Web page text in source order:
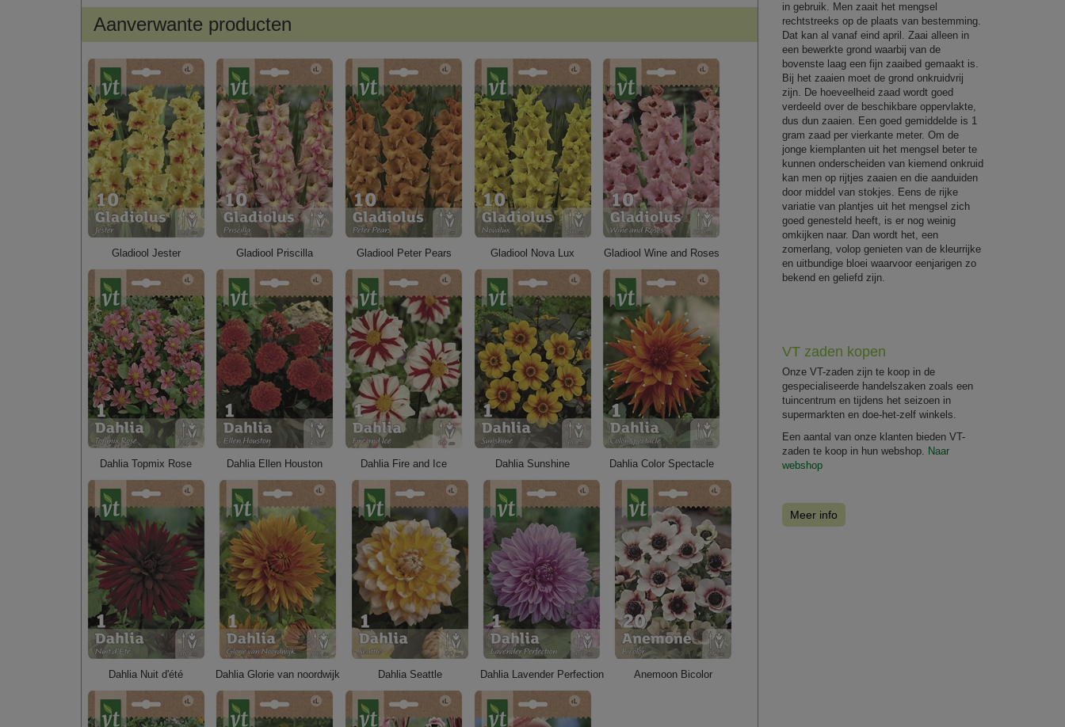
Aanverwante producten
Gladiool Jester Gladiool Priscilla Gladiool Peter Pears Gladiool Nova Lux Gladiool Wine and Roses
Dahlia Topmix Rose Dahlia Ellen Houston Dahlia Fire and Ice Dahlia Sunshine Dahlia Color Spectacle
Dahlia Nuit d'été Dahlia Glorie van noordwijk Dahlia Seattle Dahlia Lavender Perfection Anemoon Bicolor
in gebruik. Men zaait het mengsel
rechtstreeks op de plaats van bestemming.
Dat kan al vanaf eind april. Zaai alleen in
een bewerkte grond waarbij van de
bovenste laag een fijn zaaibed gemaakt is.
Bij het zaaien moet de grond onkruidvrij
zijn. De hoeveelheid zaad wordt goed
verdeeld over de beschikbare oppervlakte,
dus dun zaaien. Een goed gemiddelde is 1
gram zaad per vierkante meter. Om de
jonge kiemplanten uit het mengsel beter te
kunnen onderscheiden van kiemend onkruid
kan men op rijtjes zaaien en die aanduiden
door middel van stokjes. Eens de rijke
variatie van plantjes uit het mengsel zich
goed genesteld heeft, is er nog weinig
omkijken naar. Dan wordt het, een
zomerlang, volop genieten van de kleurrijke
en uitbundige bloei waarvoor eenjarigen zo
bekend en geliefd zijn.
VT zaden kopen
Onze VT-zaden zijn te koop in de
gespecialiseerde handelszaken zoals een
tuincentrum en tijdens het seizoen in
supermarkten en doe-het-zelf winkels.
Een aantal van onze klanten bieden VT-
zaden te koop in hun webshop. Naar
webshop
Meer info